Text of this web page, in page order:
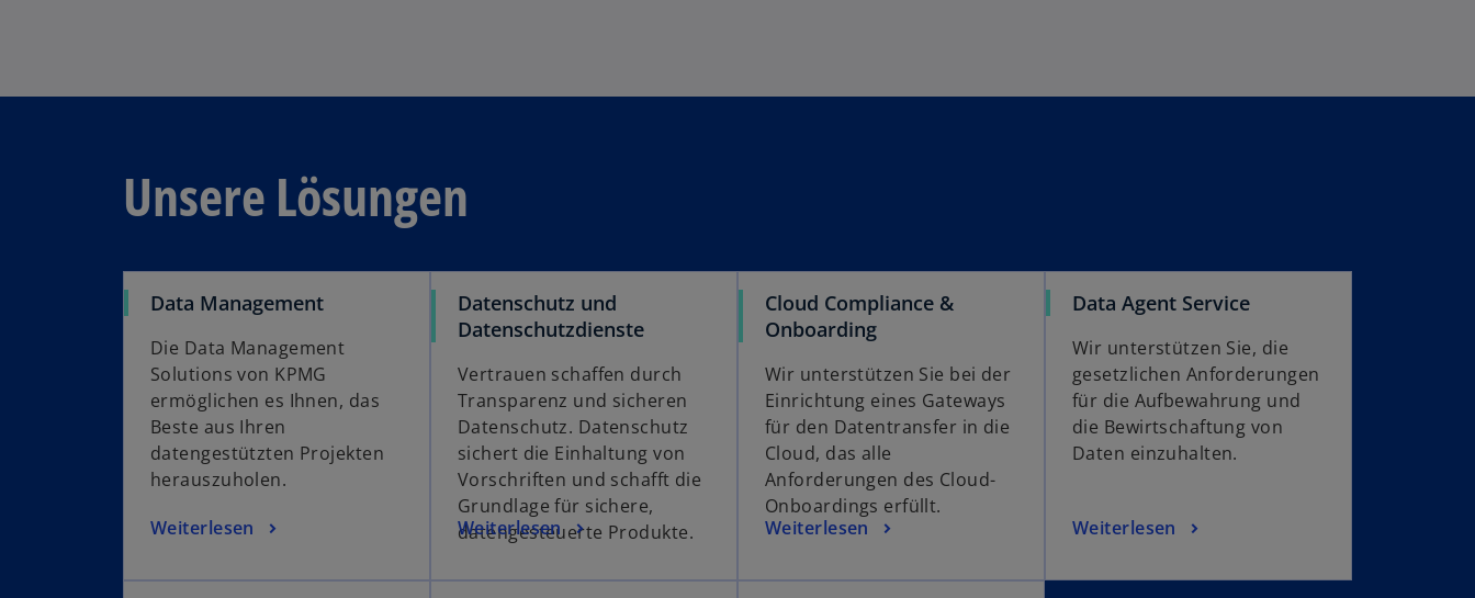
Unsere Lösungen
Data Management
Die Data Management
Solutions von KPMG
ermöglichen es Ihnen, das
Beste aus Ihren
datengestützten Projekten
herauszuholen.
Weiterlesen
Datenschutz und
Datenschutzdienste
Vertrauen schaffen durch
Transparenz und sicheren
Datenschutz. Datenschutz
sichert die Einhaltung von
Vorschriften und schafft die
Grundlage für sichere,
datengesteuerte Produkte.
Weiterlesen
Cloud Compliance &
Onboarding
Wir unterstützen Sie bei der
Einrichtung eines Gateways
für den Datentransfer in die
Cloud, das alle
Anforderungen des Cloud-
Onboardings erfüllt.
Weiterlesen
Data Agent Service
Wir unterstützen Sie, die
gesetzlichen Anforderungen
für die Aufbewahrung und
die Bewirtschaftung von
Daten einzuhalten.
Weiterlesen